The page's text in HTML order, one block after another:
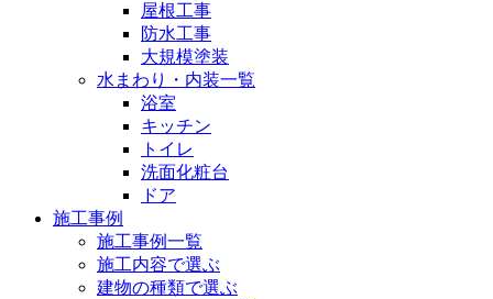
屋根工事
防水工事
大規模塗装
水まわり・内装一覧
浴室
キッチン
トイレ
洗面化粧台
ドア
施工事例
施工事例一覧
施工内容で選ぶ
建物の種類で選ぶ